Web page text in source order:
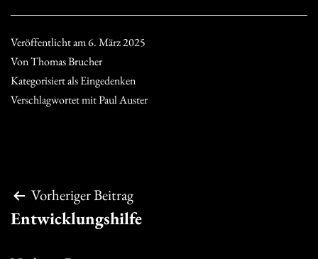
Veröffentlicht am6. März 2025
VonThomas Brucher
Kategorisiert alsEingedenken
Verschlagwortet mitPaul Auster
Beitragsnavigation
Vorheriger Beitrag
Entwicklungshilfe